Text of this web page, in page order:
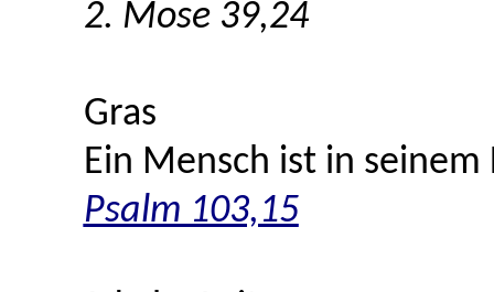
2. Mose 39,24
Gras
Ein Mensch ist in
Psalm 103,15